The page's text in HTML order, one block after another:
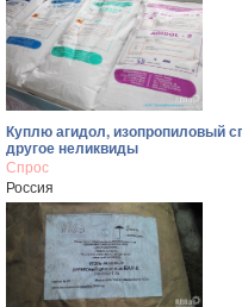
Куплю агидол, изопропиловый
другое неликвиды
Спрос
Россия